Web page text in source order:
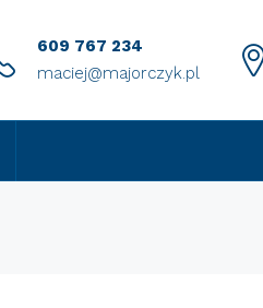
609 767 234
maciej@majorczyk.pl